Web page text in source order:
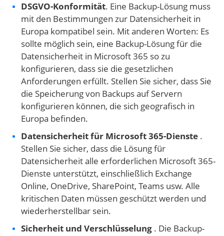
DSGVO-Konformität. Eine Backup-Lösung muss
mit den Bestimmungen zur Datensicherheit in
Europa kompatibel sein. Mit anderen Worten: Es
sollte möglich sein, eine Backup-Lösung für die
Datensicherheit in Microsoft 365 so zu
konfigurieren, dass sie die gesetzlichen
Anforderungen erfüllt. Stellen Sie sicher, dass Sie
die Speicherung von Backups auf Servern
konfigurieren können, die sich geografisch in
Europa befinden.
Datensicherheit für Microsoft 365-Dienste .
Stellen Sie sicher, dass die Lösung für
Datensicherheit alle erforderlichen Microsoft 365-
Dienste unterstützt, einschließlich Exchange
Online, OneDrive, SharePoint, Teams usw. Alle
kritischen Daten müssen geschützt werden und
wiederherstellbar sein.
Sicherheit und Verschlüsselung . Die Backup-